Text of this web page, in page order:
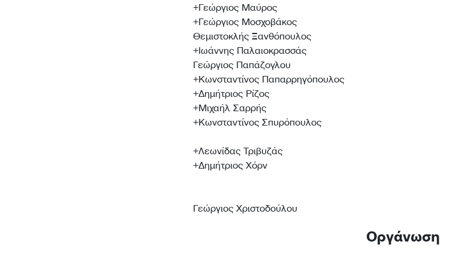
+Γεώργιος Μαύρος
+Γεώργιος Μοσχοβάκος
Θεμιστοκλής Ξανθόπουλος
+Ιωάννης Παλαιοκρασσάς
Γεώργιος Παπάζογλου
+Κωνσταντίνος Παπαρρηγόπουλος
+Δημήτριος Ρίζος
+Μιχαήλ Σαρρής
+Κωνσταντίνος Σπυρόπουλος
+Λεωνίδας Τριβυζάς
+Δημήτριος Χόρν
Γεώργιος Χριστοδούλου
Οργάνωση